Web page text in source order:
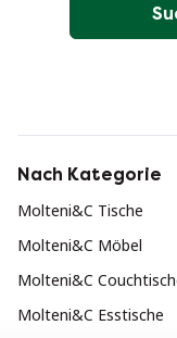
Nach Kategorie
Molteni&C Tische
Molteni&C Möbel
Molteni&C
Molteni&C Esstische